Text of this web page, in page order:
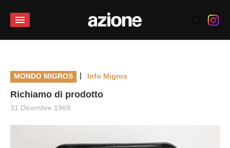
MONDO MIGROS | Info Migros
Richiamo di prodotto
31 Dicembre 1969